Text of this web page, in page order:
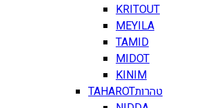
KRITOUT
MEYILA
TAMID
MIDOT
KINIM
TAHAROTטהרות